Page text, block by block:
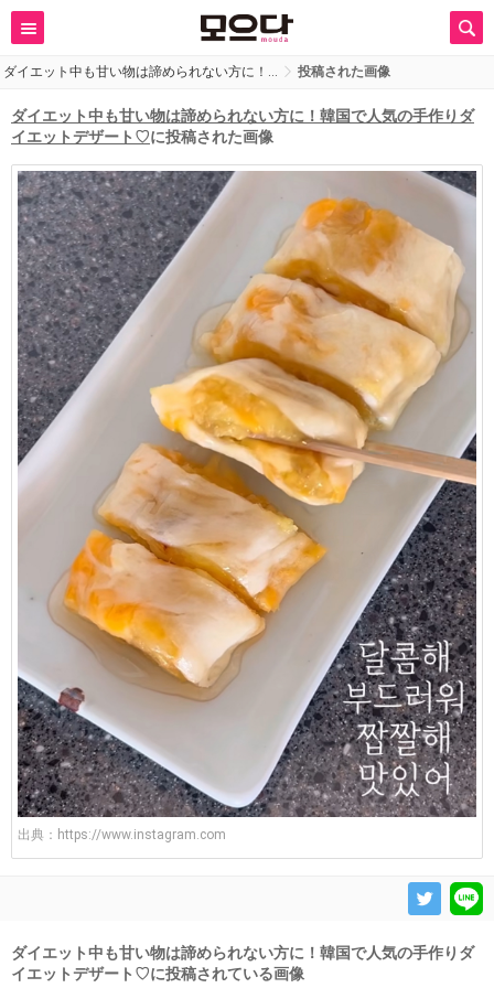
ダイエット中も甘い物は諦められない方に！… 投稿された画像
ダイエット中も甘い物は諦められない方に！韓国で人気の手作りダ
イエットデザート♡に投稿された画像
出典： https://www.instagram.com
ダイエット中も甘い物は諦められない方に！韓国で人気の手作りダ
イエットデザート♡に投稿されている画像